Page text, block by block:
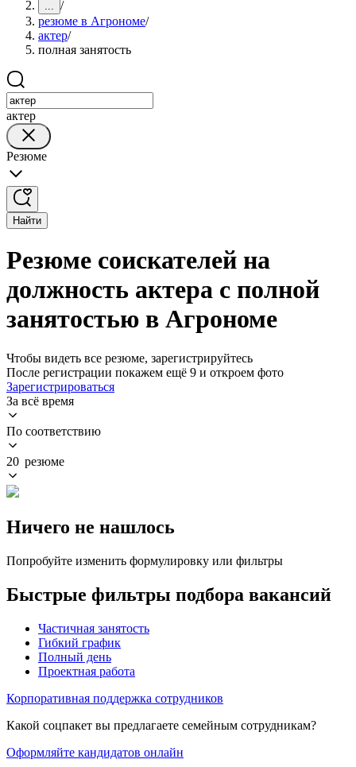
... /
резюме в Агрономе/
актер/
полная занятость
актер
Резюме
Найти
Резюме соискателей на
должность актера с полной
занятостью в Агрономе
Чтобы видеть все резюме, зарегистрируйтесь
После регистрации покажем ещё 9 и откроем фото
Зарегистрироваться
За всё время
По соответствию
20 резюме
Ничего не нашлось
Попробуйте изменить формулировку или фильтры
Быстрые фильтры подбора вакансий
Частичная занятость
Гибкий график
Полный день
Проектная работа
Корпоративная поддержка сотрудников
Какой соцпакет вы предлагаете семейным сотрудникам?
Оформляйте кандидатов онлайн